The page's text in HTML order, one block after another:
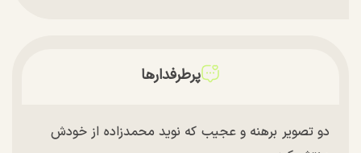
پرطرفدارها
دو تصویر برهنه و عجیب که نوید محمدزاده از خودش